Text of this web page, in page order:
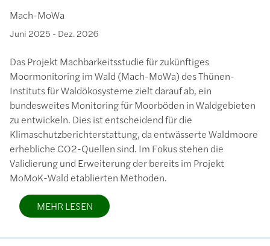
Mach-MoWa
Juni 2025 - Dez. 2026
Das Projekt Machbarkeitsstudie für zukünftiges
Moormonitoring im Wald (Mach-MoWa) des Thünen-
Instituts für Waldökosysteme zielt darauf ab, ein
bundesweites Monitoring für Moorböden in Waldgebieten
zu entwickeln. Dies ist entscheidend für die
Klimaschutzberichterstattung, da entwässerte Waldmoore
erhebliche CO2-Quellen sind. Im Fokus stehen die
Validierung und Erweiterung der bereits im Projekt
MoMoK-Wald etablierten Methoden.
MEHR LESEN